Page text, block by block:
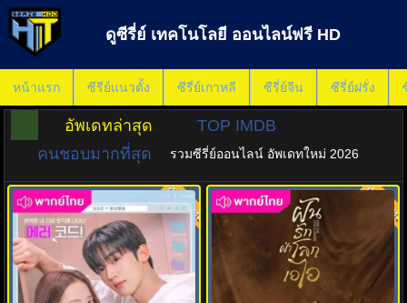
ดูซีรี่ย์ เทคโนโลยี ออนไลน์ฟรี HD
หน้าแรก ซีรีย์แนวตั้ง ซีรี่ย์เกาหลี ซีรี่ย์จีน ซีรี่ย์ฝรั่ง
อัพเดทล่าสุด
TOP IMDB
คนชอบมากที่สุด
รวมซีรี่ย์ออนไลน์ อัพเดทใหม่ 2026
8.0 พากย์ไทย 7.0 พากย์ไทย